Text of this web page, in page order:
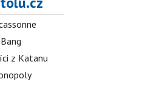
Bang
z Katanu